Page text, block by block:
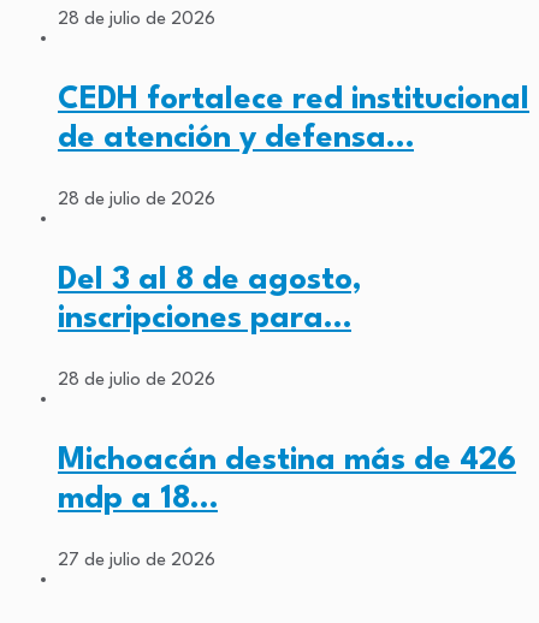
28 de julio de 2026
CEDH fortalece red institucional
de atención y defensa…
28 de julio de 2026
Del 3 al 8 de agosto,
inscripciones para…
28 de julio de 2026
Michoacán destina más de 426
mdp a 18…
27 de julio de 2026